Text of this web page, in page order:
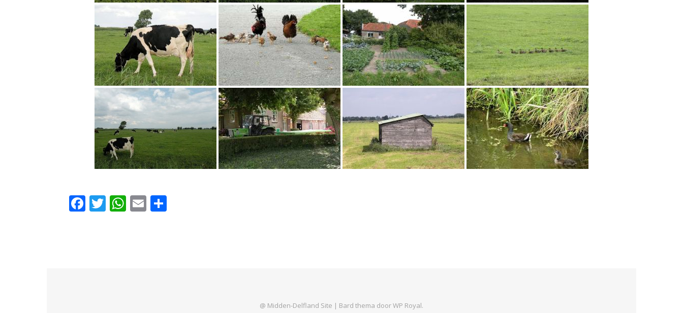
Facebook
Twitter
WhatsApp
Email
@ Midden-Delfland Site | Bard thema doorWP Royal.